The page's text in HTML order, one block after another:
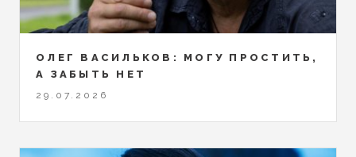
ОЛЕГ ВАСИЛЬКОВ: МОГУ ПРОСТИТЬ,
А ЗАБЫТЬ НЕТ
29.07.2026